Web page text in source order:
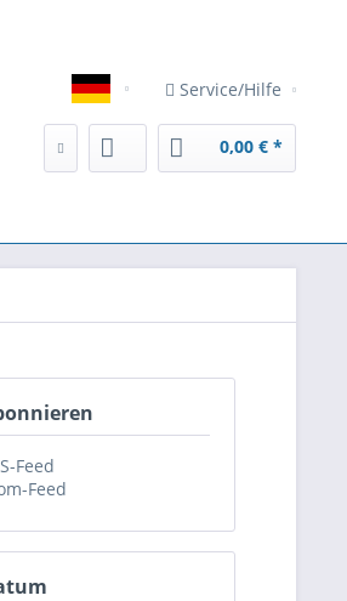
Deutsch Service/Hilfe
0,00 € *
dienen oder die
Feed
Feed